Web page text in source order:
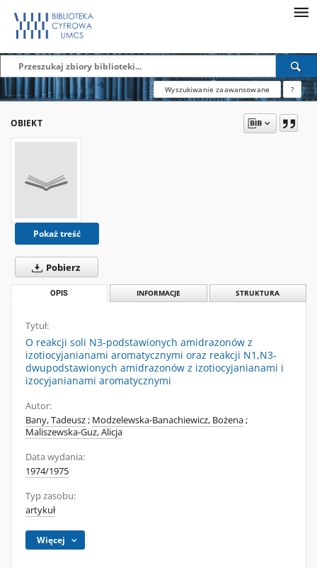
Wyszukiwanie zaawansowane ?
OBIEKT
Pokaż treść
Pobierz
OPIS INFORMACJE STRUKTURA
Tytuł:
O reakcji soli N3-podstawionych amidrazonów z
izotiocyjanianami aromatycznymi oraz reakcji N1,N3-
dwupodstawionych amidrazonów z izotiocyjanianami i
izocyjanianami aromatycznymi
Autor:
Bany, Tadeusz; Modzelewska-Banachiewicz, Bożena;
Maliszewska-Guz, Alicja
Data wydania:
1974/1975
Typ zasobu:
artykuł
Więcej